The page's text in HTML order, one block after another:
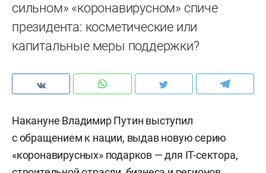
сильном» «коронавирусном» спиче
президента: косметические или
капитальные меры поддержки?
Накануне Владимир Путин выступил
с обращением к нации, выдав новую серию
«коронавирусных» подарков — для IT-сектора,